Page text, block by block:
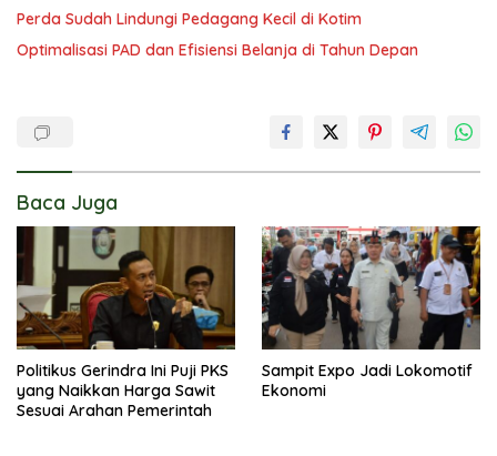
Perda Sudah Lindungi Pedagang Kecil di Kotim
Optimalisasi PAD dan Efisiensi Belanja di Tahun Depan
Baca Juga
Politikus Gerindra Ini Puji PKS
yang Naikkan Harga Sawit
Sesuai Arahan Pemerintah
Sampit Expo Jadi Lokomotif
Ekonomi